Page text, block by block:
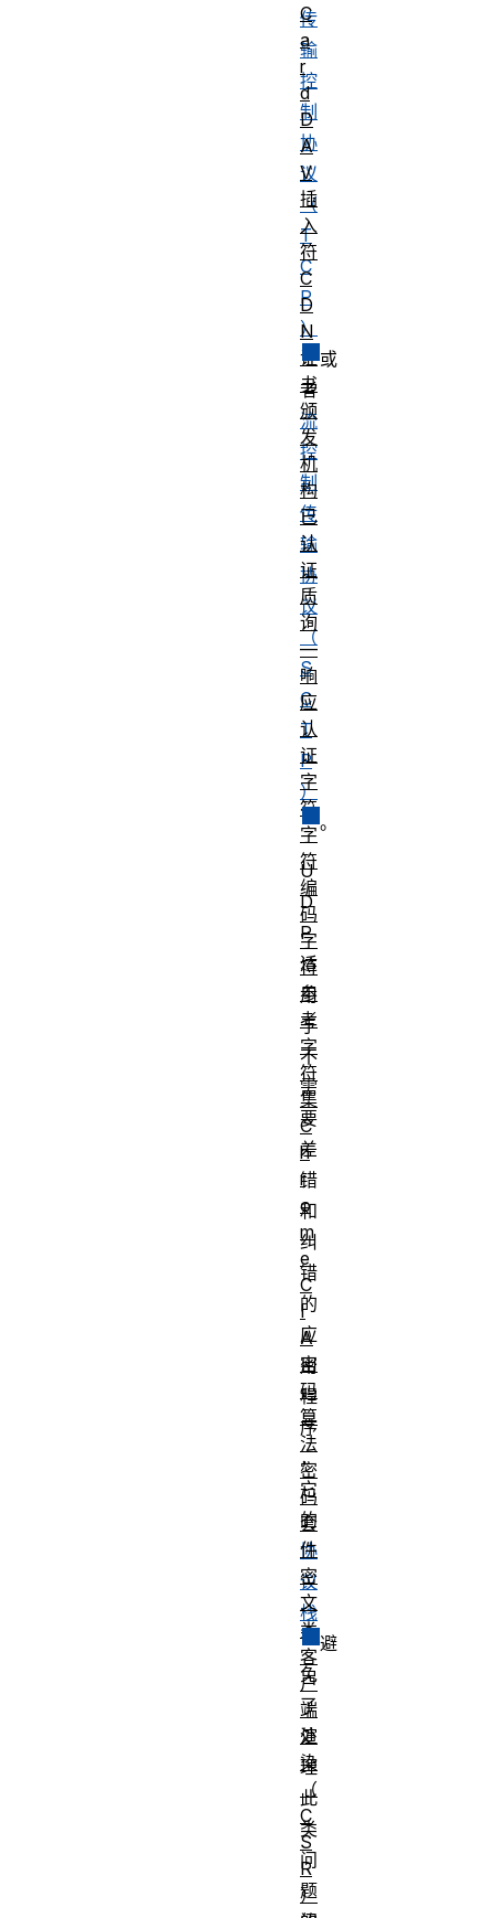
传
输
控
制
协
议
（
T
C
P
）
或
者
流
控
制
传
输
协
议
（
S
C
T
P
）
。
U
D
P
适
用
于
不
需
要
差
错
和
纠
错
的
应
用
程
序
，
它
的
协
议
栈
避
免
了
处
理
此
类
问
题
C
a
r
d
D
A
V
插
入
符
C
D
N
证
书
颁
发
机
构
已
认
证
质
询
—
响
应
认
证
字
符
字
符
编
码
字
符
参
考
字
符
集
C
h
r
o
m
e
C
I
A
密
码
算
法
密
码
套
件
密
文
类
客
户
端
渲
染
（
C
S
R
）